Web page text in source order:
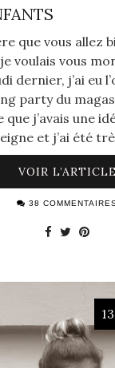
que vous allez
voulais vous
dernier, j’ai eu
party du
que j’avais une
et j’ai été
VOIR L’ARTICLE
38